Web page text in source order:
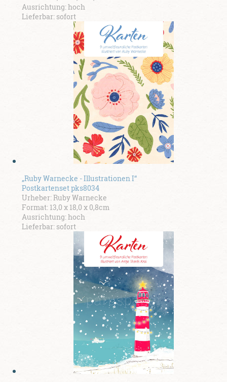
Ausrichtung: hoch
Lieferbar: sofort
„Ruby Warnecke - Illustrationen I“
Postkartenset pks8034
Urheber: Ruby Warnecke
Format: 13,0 x 18,0 x 0,8cm
Ausrichtung: hoch
Lieferbar: sofort